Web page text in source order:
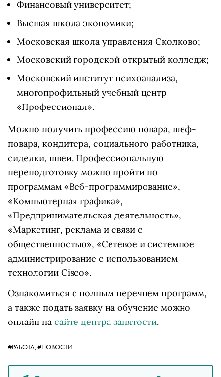
Финансовый университет;
Высшая школа экономики;
Московская школа управления Сколково;
Московский городской открытый колледж;
Московский институт психоанализа,
многопрофильный учебный центр
«Профессионал».
Можно получить профессию повара, шеф-
повара, кондитера, социального работника,
сиделки, швеи. Профессиональную
переподготовку можно пройти по
программам «Веб-программирование»,
«Компьютерная графика»,
«Предпринимательская деятельность»,
«Маркетинг, реклама и связи с
общественностью», «Сетевое и системное
администрирование с использованием
технологии Сisco».
Ознакомиться с полным перечнем программ,
а также подать заявку на обучение можно
онлайн на сайте центра занятости.
#РАБОТА, #НОВОСТИ